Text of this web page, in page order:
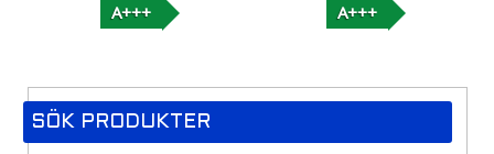
A+++ A+++
SÖK PRODUKTER